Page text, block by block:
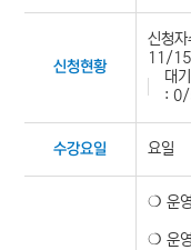
신청현황
신청
11/15
대
: 0/
수강요일 요일
❍ 운
❍ 운